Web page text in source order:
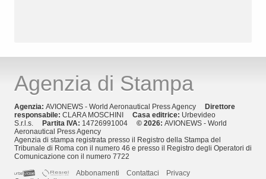
Agenzia di Stampa
Agenzia: AVIONEWS - World Aeronautical Press Agency Direttore
responsabile: CLARA MOSCHINI Casa editrice: Urbevideo
S.r.l.s. Partita IVA: 14726991004 © 2026: AVIONEWS - World
Aeronautical Press Agency
Agenzia di stampa registrata presso il Registro della Stampa del
Tribunale di Roma con il numero 46 e presso il Registro degli Operatori di
Comunicazione con il numero 7722
Abbonamenti
Contattaci
Privacy